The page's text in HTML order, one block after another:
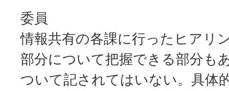
委員
情報共有の各課に行ったヒアリ
部分について把握できる部分も
ついて記されてはいない。具体